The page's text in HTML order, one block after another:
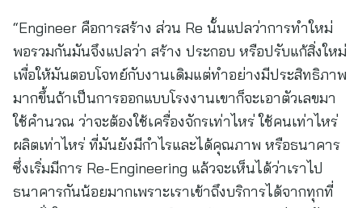
“Engineer คือการสร้าง ส่วน Re นั้นแปลว่าการทำใหม่
พอรวมกันมันจึงแปลว่า สร้าง ประกอบ หรือปรับแก้สิ่งใหม่
เพื่อให้มันตอบโจทย์กับงานเดิมแต่ทำอย่างมีประสิทธิภาพ
มากขึ้นถ้าเป็นการออกแบบโรงงานเขาก็จะเอาตัวเลขมา
ใช้คำนวณ ว่าจะต้องใช้เครื่องจักรเท่าไหร่ ใช้คนเท่าไหร่
ผลิตเท่าไหร่ ที่มันยังมีกำไรและได้คุณภาพ หรือธนาคาร
ซึ่งเริ่มมีการ Re-Engineering แล้วจะเห็นได้ว่าเราไป
ธนาคารกันน้อยมากเพราะเราเข้าถึงบริการได้จากทุกที่